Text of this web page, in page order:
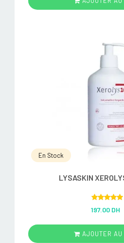
En Stock
LYSASKIN
out of 5
197.00 DH
AJOUTER AU